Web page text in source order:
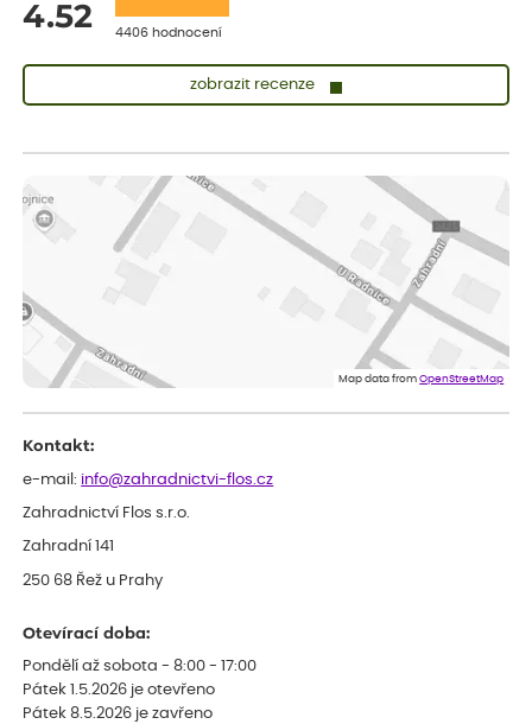
4.52 4406 hodnocení
zobrazit recenze
Měla jsem pouze 1objednavku a zatím jsem spokojená se
sazenicemi
Miroslava
Rostliny byly v pořádku, dobře zabalené, celková spokojenost.
Doporučuji :). Spokojenost, stromky v pěkném stavu. Jediné, co
my chybělo, bylo komunikování nedostupného zboží před
Map data fromOpenStreetMap
Kontakt:
e-mail: info@zahradnictvi-flos.cz
Zahradnictví Flos s.r.o.
Zahradní 141
250 68 Řež u Prahy
Otevírací doba:
Pondělí až sobota - 8:00 - 17:00
Pátek 1.5.2026 je otevřeno
Pátek 8.5.2026 je zavřeno